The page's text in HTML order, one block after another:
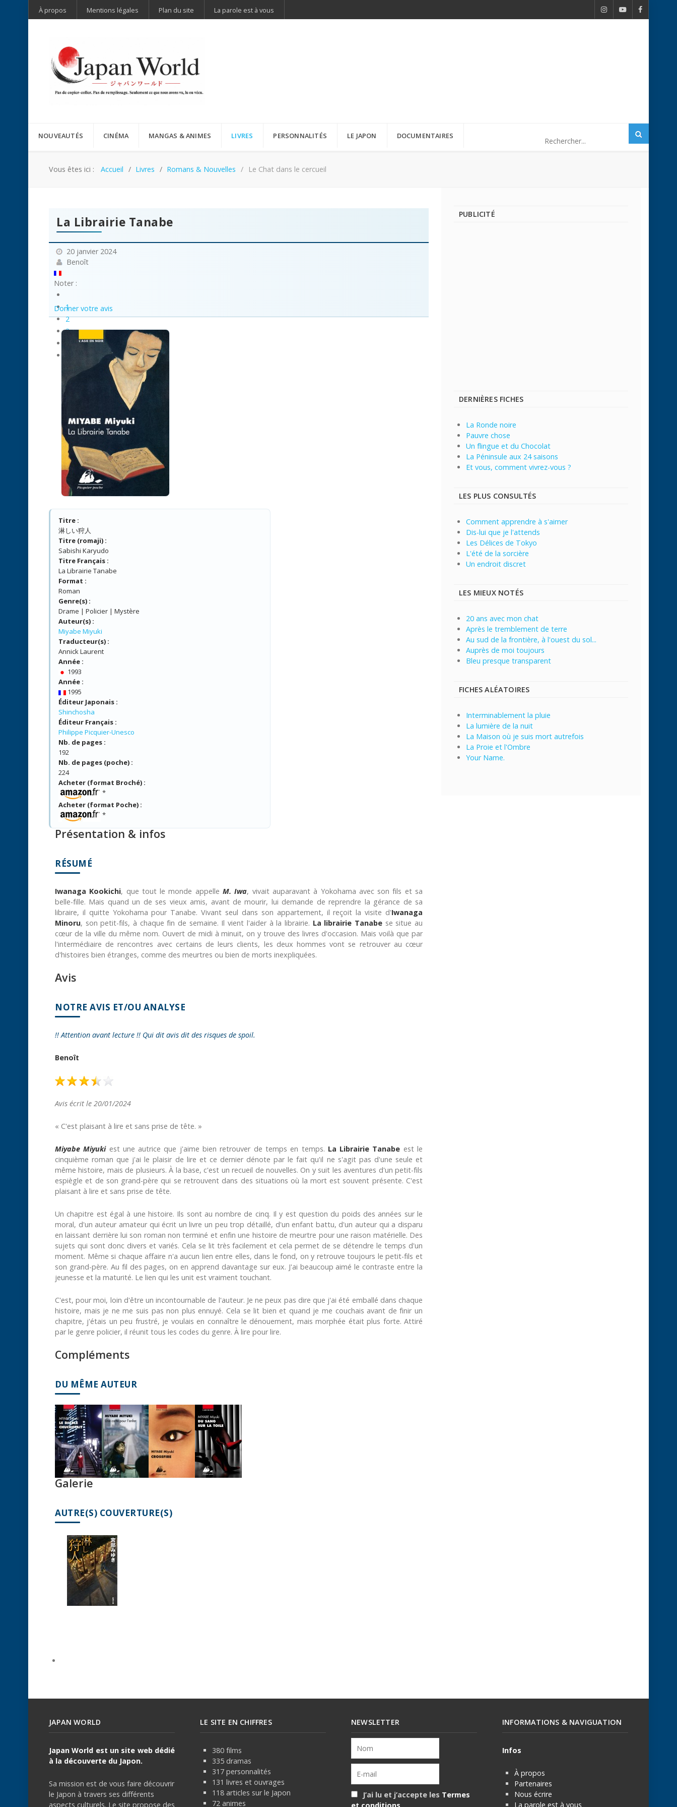
À propos Mentions légales Plan du site La parole est à vous
NOUVEAUTÉS CINÉMA MANGAS & ANIMES LIVRES PERSONNALITÉS LE JAPON DOCUMENTAIRES
Vous êtes ici : Accueil Livres Romans & Nouvelles Le Chat dans le cercueil
La Librairie Tanabe
20 janvier 2024
Benoît
Noter :
1
2
3
Donner votre avis
Titre :
淋しい狩人
Titre (romaji) :
Sabishi Karyudo
Titre Français :
La Librairie Tanabe
Format :
Roman
Genre(s) :
Drame | Policier | Mystère
Auteur(s) :
Miyabe Miyuki
Traducteur(s) :
Annick Laurent
Année :
1993
Année :
1995
Éditeur Japonais :
Shinchosha
Éditeur Français :
Philippe Picquier-Unesco
Nb. de pages :
192
Nb. de pages (poche) :
224
Acheter (format Broché) :
*
Acheter (format Poche) :
*
Présentation & infos
RÉSUMÉ
Iwanaga Kookichi, que tout le monde appelleM. Iwa, vivait auparavant à Yokohama avec son fils et sa
belle-fille. Mais quand un de ses vieux amis, avant de mourir, lui demande de reprendre la gérance de sa
libraire, il quitte Yokohama pour Tanabe. Vivant seul dans son appartement, il reçoit la visite d'Iwanaga
Minoru, son petit-fils, à chaque fin de semaine. Il vient l'aider à la librairie. La librairie Tanabese situe au
cœur de la ville du même nom. Ouvert de midi à minuit, on y trouve des livres d'occasion. Mais voilà que par
l'intermédiaire de rencontres avec certains de leurs clients, les deux hommes vont se retrouver au cœur
d'histoires bien étranges, comme des meurtres ou bien de morts inexpliquées.
Avis
NOTRE AVIS ET/OU ANALYSE
!! Attention avant lecture !! Qui dit avis dit des risques de spoil.
Benoît
Avis écrit le 20/01/2024
« C'est plaisant à lire et sans prise de tête. »
Miyabe Miyukiest une autrice que j'aime bien retrouver de temps en temps. La Librairie Tanabe est le
cinquième roman que j'ai le plaisir de lire et ce dernier dénote par le fait qu'il ne s'agit pas d'une seule et
même histoire, mais de plusieurs. À la base, c'est un recueil de nouvelles. On y suit les aventures d'un petit-fils
espiègle et de son grand-père qui se retrouvent dans des situations où la mort est souvent présente. C'est
plaisant à lire et sans prise de tête.
Un chapitre est égal à une histoire. Ils sont au nombre de cinq. Il y est question du poids des années sur le
moral, d'un auteur amateur qui écrit un livre un peu trop détaillé, d'un enfant battu, d'un auteur qui a disparu
en laissant derrière lui son roman non terminé et enfin une histoire de meurtre pour une raison matérielle. Des
sujets qui sont donc divers et variés. Cela se lit très facilement et cela permet de se détendre le temps d'un
moment. Même si chaque affaire n'a aucun lien entre elles, dans le fond, on y retrouve toujours le petit-fils et
son grand-père. Au fil des pages, on en apprend davantage sur eux. J'ai beaucoup aimé le contraste entre la
jeunesse et la maturité. Le lien qui les unit est vraiment touchant.
C'est, pour moi, loin d'être un incontournable de l'auteur. Je ne peux pas dire que j'ai été emballé dans chaque
histoire, mais je ne me suis pas non plus ennuyé. Cela se lit bien et quand je me couchais avant de finir un
chapitre, j'étais un peu frustré, je voulais en connaître le dénouement, mais morphée était plus forte. Attiré
par le genre policier, il réunit tous les codes du genre. À lire pour lire.
Compléments
DU MÊME AUTEUR
Galerie
AUTRE(S) COUVERTURE(S)
PUBLICITÉ
DERNIÈRES FICHES
La Ronde noire
Pauvre chose
Un flingue et du Chocolat
La Péninsule aux 24 saisons
Et vous, comment vivrez-vous ?
LES PLUS CONSULTÉS
Comment apprendre à s'aimer
Dis-lui que je l'attends
Les Délices de Tokyo
L'été de la sorcière
Un endroit discret
LES MIEUX NOTÉS
20 ans avec mon chat
Après le tremblement de terre
Au sud de la frontière, à l'ouest du sol...
Auprès de moi toujours
Bleu presque transparent
FICHES ALÉATOIRES
Interminablement la pluie
La lumière de la nuit
La Maison où je suis mort autrefois
La Proie et l'Ombre
Your Name.
JAPAN WORLD
Japan World est un site web dédié
à la découverte du Japon.
Sa mission est de vous faire découvrir
le Japon à travers ses différents
aspects culturels. Le site propose des
LE SITE EN CHIFFRES
380 films
335 dramas
317 personnalités
131 livres et ouvrages
118 articles sur le Japon
72 animes
NEWSLETTER
J’ai lu et j’accepte les Termes
INFORMATIONS & NAVIGUATION
Infos
À propos
Partenaires
Nous écrire
La parole est à vous